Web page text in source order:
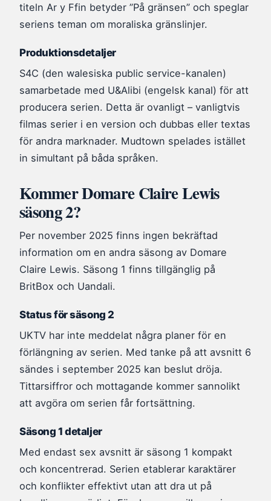
titeln Ar y Ffin betyder ”På gränsen” och speglar
seriens teman om moraliska gränslinjer.
Produktionsdetaljer
S4C (den walesiska public service-kanalen)
samarbetade med U&Alibi (engelsk kanal) för att
producera serien. Detta är ovanligt – vanligtvis
filmas serier i en version och dubbas eller textas
för andra marknader. Mudtown spelades istället
in simultant på båda språken.
Kommer Domare Claire Lewis
säsong 2?
Per november 2025 finns ingen bekräftad
information om en andra säsong av Domare
Claire Lewis. Säsong 1 finns tillgänglig på
BritBox och Uandali.
Status för säsong 2
UKTV har inte meddelat några planer för en
förlängning av serien. Med tanke på att avsnitt 6
sändes i september 2025 kan beslut dröja.
Tittarsiffror och mottagande kommer sannolikt
att avgöra om serien får fortsättning.
Säsong 1 detaljer
Med endast sex avsnitt är säsong 1 kompakt
och koncentrerad. Serien etablerar karaktärer
och konflikter effektivt utan att dra ut på